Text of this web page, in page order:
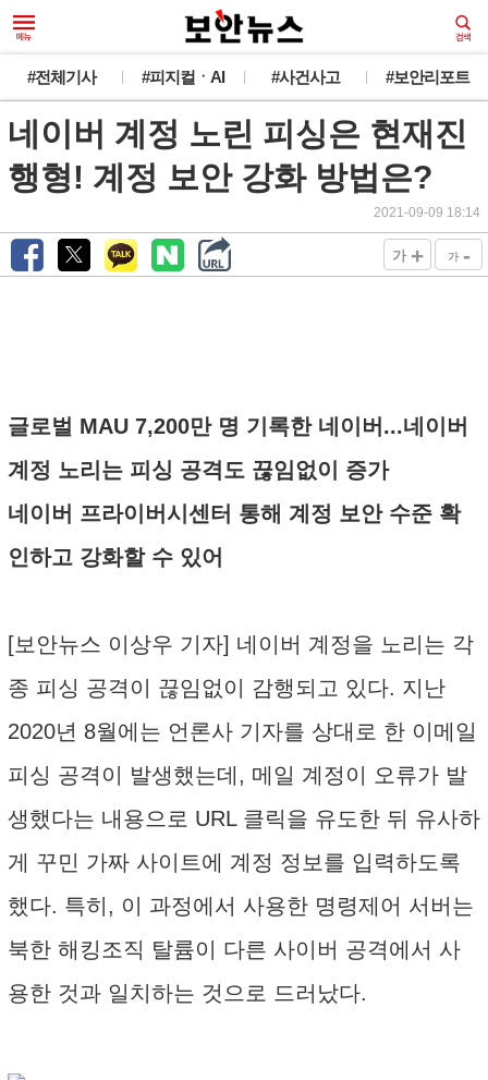
#전체기사 #피지컬ㆍAI #사건사고 #보안리포트
네이버 계정 노린 피싱은 현재진
행형! 계정 보안 강화 방법은?
2021-09-09 18:14
가 + 가 -
글로벌 MAU 7,200만 명 기록한 네이버...네이버
계정 노리는 피싱 공격도 끊임없이 증가
네이버 프라이버시센터 통해 계정 보안 수준 확
인하고 강화할 수 있어
[보안뉴스 이상우 기자] 네이버 계정을 노리는 각
종 피싱 공격이 끊임없이 감행되고 있다. 지난
2020년 8월에는 언론사 기자를 상대로 한 이메일
피싱 공격이 발생했는데, 메일 계정이 오류가 발
생했다는 내용으로 URL 클릭을 유도한 뒤 유사하
게 꾸민 가짜 사이트에 계정 정보를 입력하도록
했다. 특히, 이 과정에서 사용한 명령제어 서버는
북한 해킹조직 탈륨이 다른 사이버 공격에서 사
용한 것과 일치하는 것으로 드러났다.